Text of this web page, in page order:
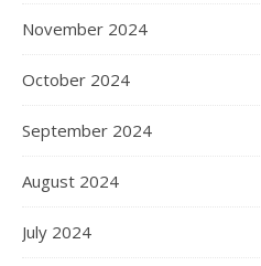
November 2024
October 2024
September 2024
August 2024
July 2024